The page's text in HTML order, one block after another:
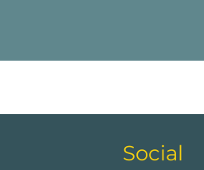
Social